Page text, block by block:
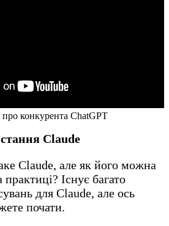
конкурента ChatGPT
Claude
Claude, але як його можна
Існує багато
для Claude, але ось
почати.